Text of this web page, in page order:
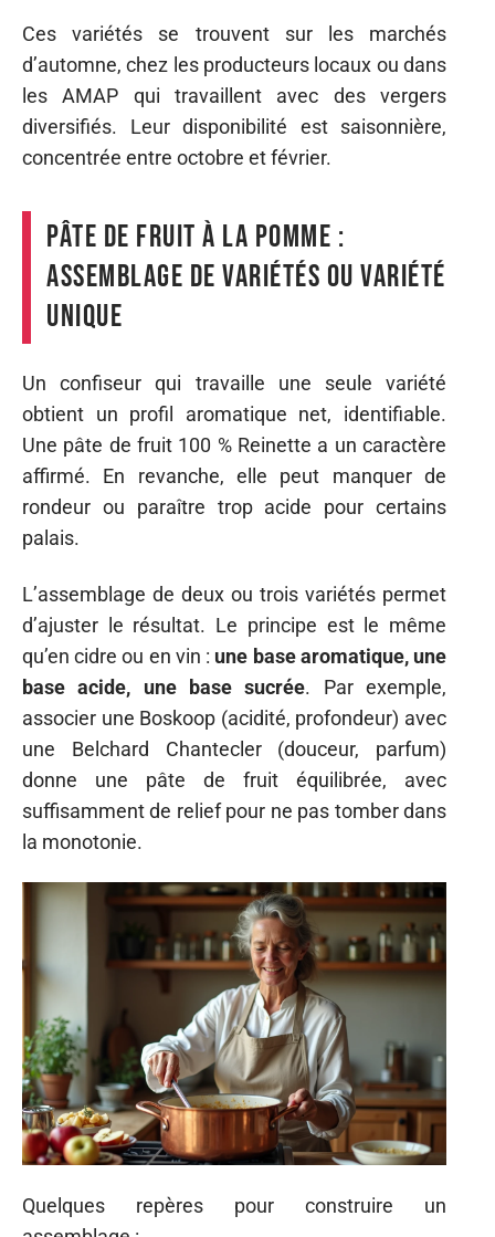
Ces variétés se trouvent sur les marchés
d’automne, chez les producteurs locaux ou dans
les AMAP qui travaillent avec des vergers
diversifiés. Leur disponibilité est saisonnière,
concentrée entre octobre et février.
Pâte de fruit à la pomme :
assemblage de variétés ou variété
unique
Un confiseur qui travaille une seule variété
obtient un profil aromatique net, identifiable.
Une pâte de fruit 100 % Reinette a un caractère
affirmé. En revanche, elle peut manquer de
rondeur ou paraître trop acide pour certains
palais.
L’assemblage de deux ou trois variétés permet
d’ajuster le résultat. Le principe est le même
qu’en cidre ou en vin : une base aromatique, une
base acide, une base sucrée. Par exemple,
associer une Boskoop (acidité, profondeur) avec
une Belchard Chantecler (douceur, parfum)
donne une pâte de fruit équilibrée, avec
suffisamment de relief pour ne pas tomber dans
la monotonie.
Quelques repères pour construire un